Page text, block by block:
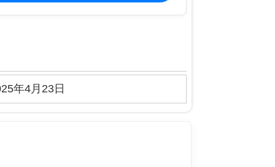
年4月23日